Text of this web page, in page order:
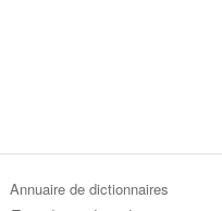
Annuaire de dictionnaires